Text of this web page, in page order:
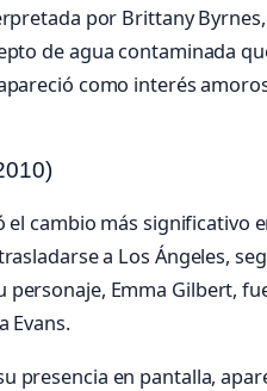
por Brittany
de agua contaminada
como interés
el cambio más significativo
a Los Ángeles,
personaje, Emma Gilbert,
Evans.
presencia en pantalla,